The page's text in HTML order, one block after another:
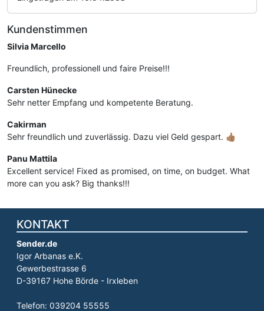
Kundenstimmen
Silvia Marcello
Freundlich, professionell und faire Preise!!!
Carsten Hünecke
Sehr netter Empfang und kompetente Beratung.
Cakirman
Sehr freundlich und zuverlässig. Dazu viel Geld gespart. 👍🏽
Panu Mattila
Excellent service! Fixed as promised, on time, on budget. What
more can you ask? Big thanks!!!
KONTAKT
Sender.de
Igor Arbanas e.K.
Gewerbestrasse 6
D-39167 Hohe Börde - Irxleben
Telefon: 039204 55555